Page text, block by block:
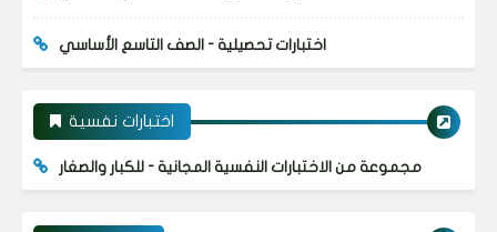
اختبارات تحصيلية - الصف التاسع الأساسي
اختبارات نفسية
مجموعة من الاختبارات النفسية المجانية - للكبار والصغار